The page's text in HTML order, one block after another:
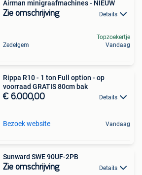
Airman minigraafmachines - NIEUW
Zie omschrijving Details
Zedelgem
Topzoekertje
Vandaag
Rippa R10 - 1 ton Full option - op
voorraad GRATIS 80cm bak
€ 6.000,00 Details
Bezoek website Vandaag
Sunward SWE 90UF-2PB
Zie omschrijving Details